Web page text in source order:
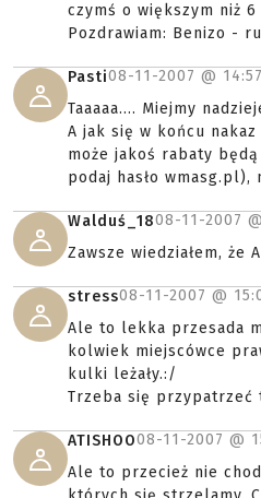
czymś o większym niż
Pozdrawiam: Benizo -
Pasti08-11-2007 @ 14:57
Taaaaa.... Miejmy
A jak się w końcu
może jakoś rabaty
podaj hasło wmasg.pl),
Walduś_1808-11-2007 @
Zawsze wiedziałem, że
stress08-11-2007 @
Ale to lekka przesada
kolwiek miejscówce
kulki leżały.:/
Trzeba się przypatrzeć
ATISHOO08-11-2007 @
Ale to przecież nie